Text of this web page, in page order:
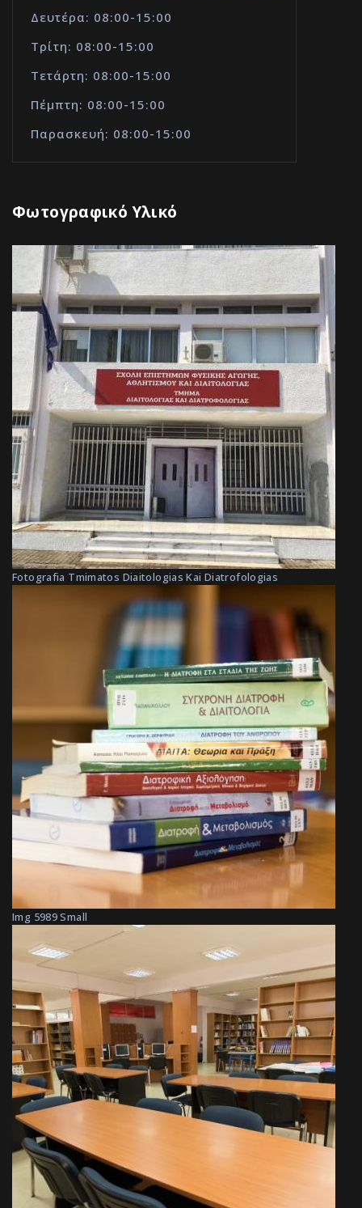
Δευτέρα: 08:00-15:00
Τρίτη: 08:00-15:00
Τετάρτη: 08:00-15:00
Πέμπτη: 08:00-15:00
Παρασκευή: 08:00-15:00
Φωτογραφικό Υλικό
Fotografia Tmimatos Diaitologias Kai Diatrofologias
Img 5989 Small